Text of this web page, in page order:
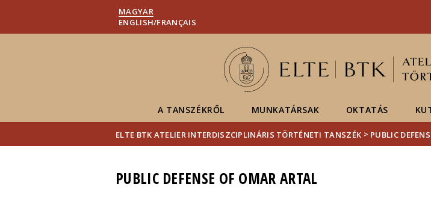
MAGYAR
ENGLISH/FRANÇAIS
A TANSZÉKRŐL MUNKATÁRSAK OKTATÁS
ELTE BTK ATELIER INTERDISZCIPLINÁRIS TÖRTÉNETI TANSZÉK > PUBLIC
PUBLIC DEFENSE OF OMAR ARTAL